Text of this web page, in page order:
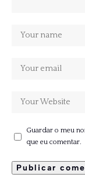
Guardar o meu
que eu comentar.